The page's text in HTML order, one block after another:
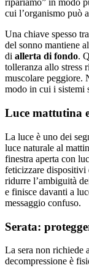
ripariamo” in modo
cui l’organismo può
Una chiave spesso
del sonno mantiene
di allerta di fondo.
tolleranza allo stress
muscolare peggiore.
modo in cui i sistemi
Luce mattutina
La luce è uno dei
luce naturale al
finestra aperta con
feticizzare dispositivi
ridurre l’ambiguità
e finisce davanti a
messaggio confuso.
Serata:
La sera non richiede
decompressione è